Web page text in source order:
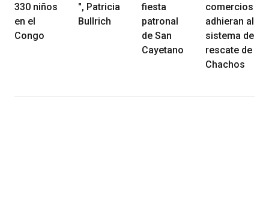
330 niños
en el
Congo
", Patricia
Bullrich
fiesta
patronal
de San
Cayetano
comercios
adhieran al
sistema de
rescate de
Chachos